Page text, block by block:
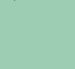
ایمن و واقع‌بینانه
کلینیکی مؤثر